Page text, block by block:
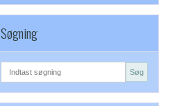
Søgning
Søg